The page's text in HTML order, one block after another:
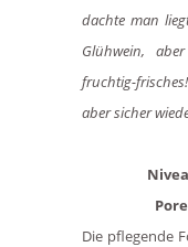
dachte man
Glühwein,
fruchtig-
aber sicher
Die pflegende